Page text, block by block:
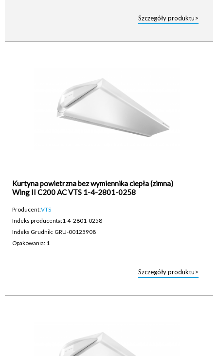
Szczegóły produktu>
Kurtyna powietrzna bez wymiennika ciepła (zimna)
Wing II C200 AC VTS 1-4-2801-0258
Producent:VTS
Indeks producenta:1-4-2801-0258
Indeks Grudnik: GRU-00125908
Opakowania: 1
Szczegóły produktu>